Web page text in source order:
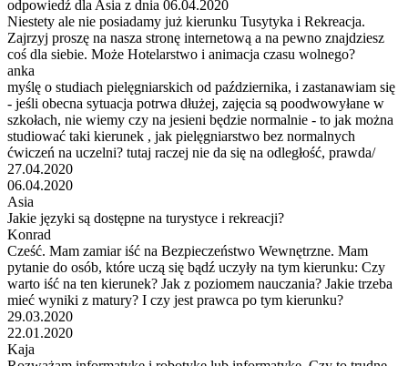
odpowiedź dla Asia z dnia 06.04.2020
Niestety ale nie posiadamy już kierunku Tusytyka i Rekreacja.
Zajrzyj proszę na nasza stronę internetową a na pewno znajdziesz
coś dla siebie. Może Hotelarstwo i animacja czasu wolnego?
anka
myślę o studiach pielęgniarskich od października, i zastanawiam się
- jeśli obecna sytuacja potrwa dłużej, zajęcia są poodwowyłane w
szkołach, nie wiemy czy na jesieni będzie normalnie - to jak można
studiować taki kierunek , jak pielęgniarstwo bez normalnych
ćwiczeń na uczelni? tutaj raczej nie da się na odległość, prawda/
27.04.2020
06.04.2020
Asia
Jakie języki są dostępne na turystyce i rekreacji?
Konrad
Cześć. Mam zamiar iść na Bezpieczeństwo Wewnętrzne. Mam
pytanie do osób, które uczą się bądź uczyły na tym kierunku: Czy
warto iść na ten kierunek? Jak z poziomem nauczania? Jakie trzeba
mieć wyniki z matury? I czy jest prawca po tym kierunku?
29.03.2020
22.01.2020
Kaja